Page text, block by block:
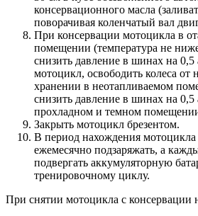
консервационного масла
поворачивая коленчатый вал
При консервации мотоцикла в
помещении (температура не
снизить давление в шинах на 0,5
мотоцикл, освободить колеса от
хранении в неотапливаемом
снизить давление в шинах на
прохладном и темном
Закрыть мотоцикл брезентом.
В период нахождения мотоцикла
ежемесячно подзаряжать, а
подвергать аккумуляторную
тренировочному циклу.
При снятии мотоцикла с консервации